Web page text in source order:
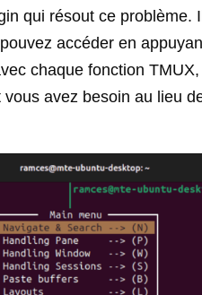
qui résout ce problème.
accéder en
chaque fonction
avez besoin au lieu